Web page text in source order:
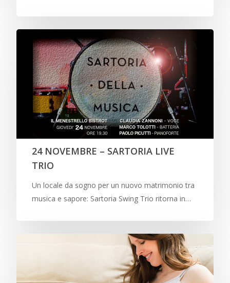
24 NOVEMBRE – SARTORIA LIVE
TRIO
Un locale da sogno per un nuovo matrimonio tra
musica e sapore: Sartoria Swing Trio ritorna in…